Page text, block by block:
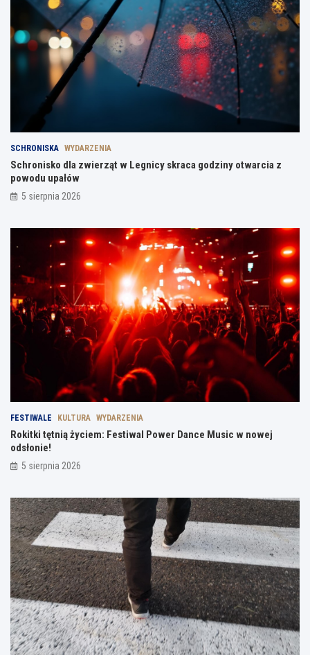
SCHRONISKA WYDARZENIA
Schronisko dla zwierząt w Legnicy skraca godziny otwarcia z
powodu upałów
5 sierpnia 2026
FESTIWALE KULTURA WYDARZENIA
Rokitki tętnią życiem: Festiwal Power Dance Music w nowej
odsłonie!
5 sierpnia 2026